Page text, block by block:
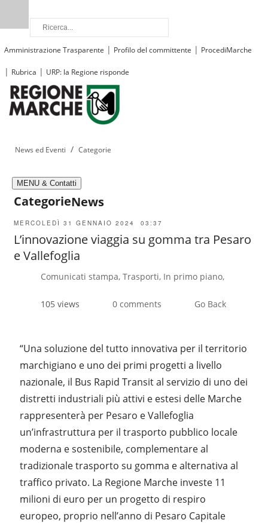
Amministrazione Trasparente | Profilo del committente | ProcediMarche
| Rubrica | URP: la Regione risponde
News ed Eventi / Categorie
MENU & Contatti
CategorieNews
MERCOLEDÌ 31 GENNAIO 2024 03:37
L’innovazione viaggia su gomma tra Pesaro
e Vallefoglia
Comunicati stampa Trasporti In primo piano
105 views 0 comments Go Back
“Una soluzione del tutto innovativa per il territorio
marchigiano e uno dei primi progetti a livello
nazionale, il Bus Rapid Transit al servizio di uno dei
distretti industriali più attivi e estesi delle Marche
rappresenterà per Pesaro e Vallefoglia
un’infrastruttura per il trasporto pubblico locale
moderna e sostenibile, complementare al
tradizionale trasporto su gomma e alternativa al
traffico privato. La Regione Marche investe 11
milioni di euro per un progetto di respiro
europeo, proprio nell’anno di Pesaro Capitale